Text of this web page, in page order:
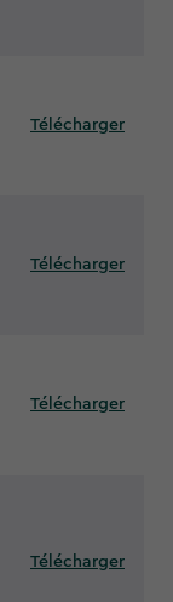
Télécharger
Télécharger
Télécharger
Télécharger